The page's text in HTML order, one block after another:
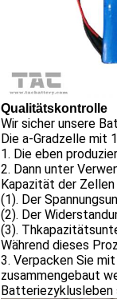
Qualitätskontrolle
Wir sicher unsere
Die a-Gradzelle mit
1. Die eben
2. Dann unter
Kapazität der Zellen
(1). Der
(2). Der
(3).
Während dieses
3. Verpacken Sie
zusammengebaut
Batteriezyklusleben